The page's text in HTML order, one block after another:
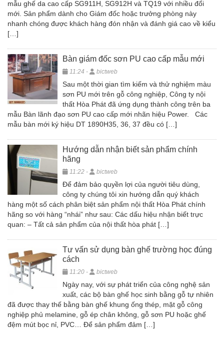
mẫu ghế da cao cấp SG911H, SG912H và TQ19 với nhiều đổi
mới. Sản phẩm dành cho Giám đốc hoặc trưởng phòng này
nhanh chóng được khách hàng đón nhận và đánh giá cao về kiểu
[…]
Bàn giám đốc sơn PU cao cấp mẫu mới
11:24 - bictweb
Sau một thời gian tìm kiếm và thử nghiệm màu
sơn PU mới trên gỗ công nghiệp, Công ty nội
thất Hòa Phát đã ứng dụng thành công trên ba
mẫu Bàn lãnh đạo sơn PU cao cấp mới nhãn hiệu Power. Các
mẫu bàn mới ký hiệu DT 1890H35, 36, 37 đều có […]
Hướng dẫn nhận biết sản phẩm chính
hãng
11:22 - bictweb
Để đảm bảo quyền lợi của người tiêu dùng,
công ty chúng tôi xin hướng dẫn quý khách
hàng một số cách phân biệt sản phẩm nội thất Hòa Phát chính
hãng so với hàng “nhái” như sau: Các dấu hiệu nhận biết trực
quan: – Tất cả sản phẩm của nội thất hòa phát […]
Tư vấn sử dụng bàn ghế trường học đúng
cách
11:20 - bictweb
Ngày nay, với sự phát triển của công nghệ sản
xuất, các bộ bàn ghế học sinh bằng gỗ tự nhiên
đã được thay thế bằng bàn ghế khung ống thép, mặt gỗ công
nghiệp phủ melamine, gỗ ép chân không, gỗ sơn PU hoặc ghế
đệm mút bọc nỉ, PVC… Để sản phẩm đảm […]